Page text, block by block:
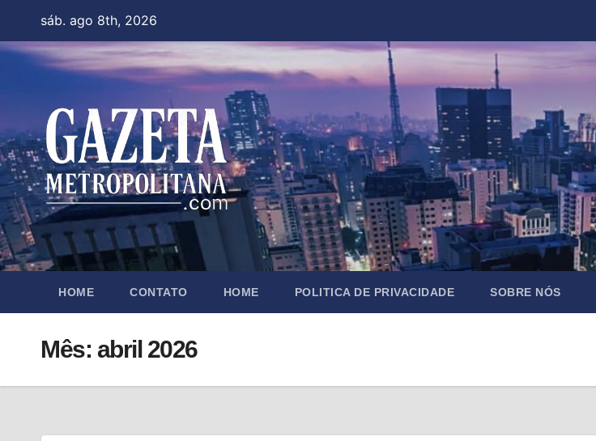
content
sáb. ago 8th, 2026
HOME CONTATO HOME POLITICA DE PRIVACIDADE SOBRE NÓS
Mês: abril 2026